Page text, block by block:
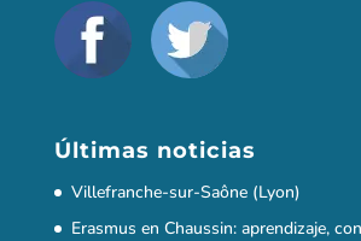
Últimas noticias
Villefranche-sur-Saône (Lyon)
Erasmus en Chaussin: aprendizaje,